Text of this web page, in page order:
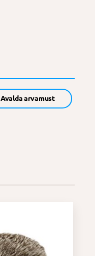
Avalda arvamust